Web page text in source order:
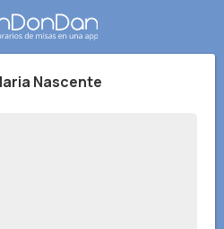
Nascente